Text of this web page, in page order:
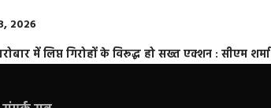
2026
में लिप्त गिरोहों के विरूद्ध हो सख्त एक्शन : सीएम शर्मा